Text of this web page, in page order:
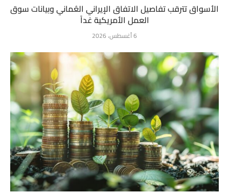
الأسواق تترقب تفاصيل الاتفاق الإيراني العُماني وبيانات سوق
العمل الأمريكية غداً
6 أغسطس، 2026